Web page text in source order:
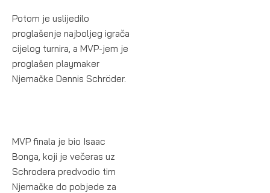
Potom je uslijedilo
proglašenje najboljeg igrača
cijelog turnira, a MVP-jem je
proglašen playmaker
Njemačke Dennis Schröder.
MVP finala je bio Isaac
Bonga, koji je večeras uz
Schrodera predvodio tim
Njemačke do pobjede za